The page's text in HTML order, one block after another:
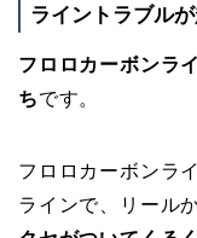
ライントラブル
フロロカーボンラ
ちです。
フロロカーボンラ
ラインで、リール